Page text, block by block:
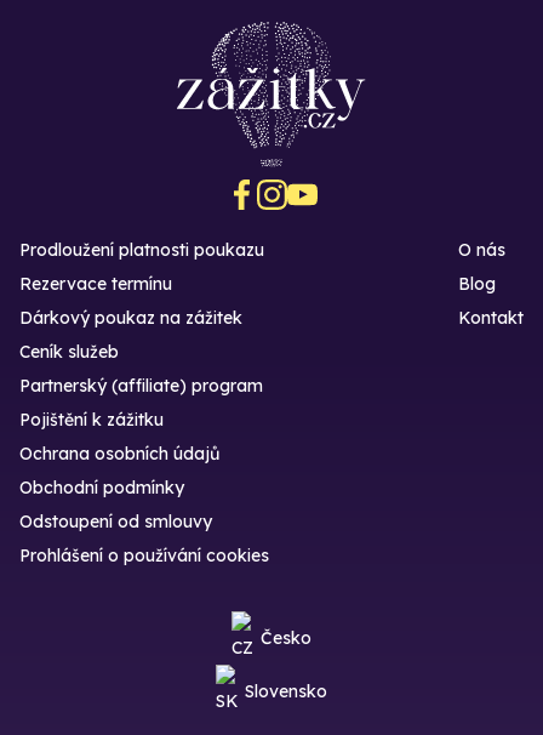
Prodloužení platnosti poukazu
Rezervace termínu
Dárkový poukaz na zážitek
O nás
Blog
Kontakt
Ceník služeb
Partnerský (affiliate) program
Pojištění k zážitku
Ochrana osobních údajů
Obchodní podmínky
Odstoupení od smlouvy
Prohlášení o používání cookies
Česko
Slovensko